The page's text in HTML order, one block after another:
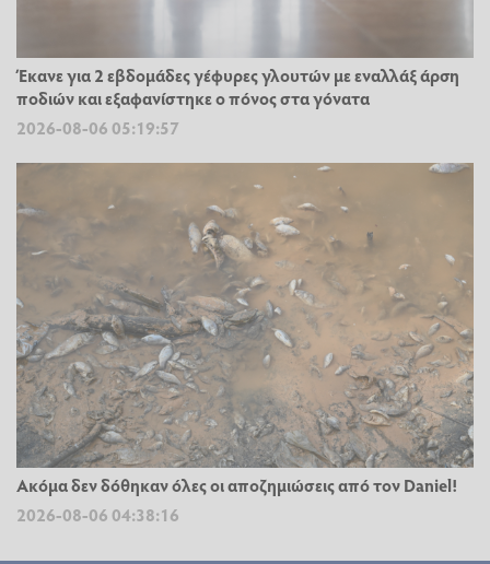
Έκανε για 2 εβδομάδες γέφυρες γλουτών με εναλλάξ άρση
ποδιών και εξαφανίστηκε ο πόνος στα γόνατα
2026-08-06 05:19:57
Ακόμα δεν δόθηκαν όλες οι αποζημιώσεις από τον Daniel!
2026-08-06 04:38:16